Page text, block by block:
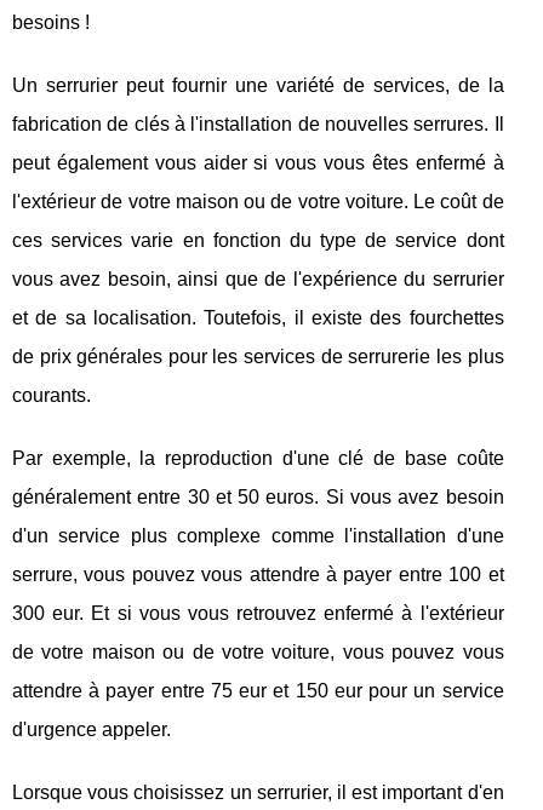
besoins !
Un serrurier peut fournir une variété de services, de la
fabrication de clés à l'installation de nouvelles serrures. Il
peut également vous aider si vous vous êtes enfermé à
l'extérieur de votre maison ou de votre voiture. Le coût de
ces services varie en fonction du type de service dont
vous avez besoin, ainsi que de l'expérience du serrurier
et de sa localisation. Toutefois, il existe des fourchettes
de prix générales pour les services de serrurerie les plus
courants.
Par exemple, la reproduction d'une clé de base coûte
généralement entre 30 et 50 euros. Si vous avez besoin
d'un service plus complexe comme l'installation d'une
serrure, vous pouvez vous attendre à payer entre 100 et
300 eur. Et si vous vous retrouvez enfermé à l'extérieur
de votre maison ou de votre voiture, vous pouvez vous
attendre à payer entre 75 eur et 150 eur pour un service
d'urgence appeler.
Lorsque vous choisissez un serrurier, il est important d'en